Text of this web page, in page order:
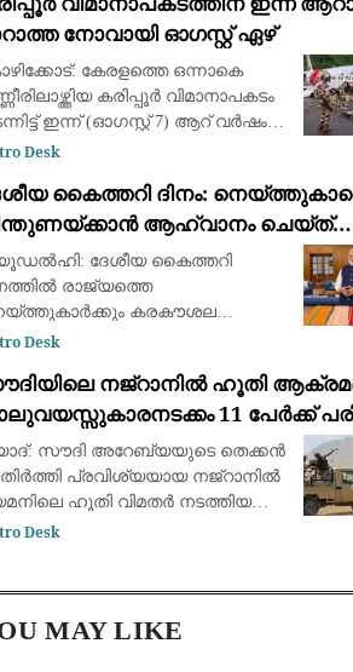
ഭരണകൂടത്തിന്റെ
നോവായി ഓഗസ്റ്റ് ഏഴ്
കേരളത്തെ ഒന്നാകെ
കരിപ്പൂർ വിമാനാപകടം
ഇന്ന് (ഓഗസ്റ്റ് 7) ആറ് വർഷം
2020 ഓഗസ്റ്റ് 7-ന് രാത്രി
എയർ ഇന്ത്യ എക്സ്പ്രസ്
Desk
കൈത്തറി ദിനം:
ആഹ്വാനം ചെയ്ത്
നരേന്ദ്ര മോദി
ദേശീയ കൈത്തറി
രാജ്യത്തെ
കരകൗശല
ആശംസകൾ നേർന്ന്
സമ്പന്നമായ കൈത്തറി
അതിനായി ജീവിതം
Desk
നജ്‌റാനിൽ ഹൂതി
11 പേർക്ക്
സൗദി അറേബ്യയുടെ തെക്കൻ
പ്രവിശ്യയായ നജ്‌റാനിൽ
ഹൂതി വിമതർ നടത്തിയ
നാലുവയസ്സുകാരൻ
Desk
MAY LIKE